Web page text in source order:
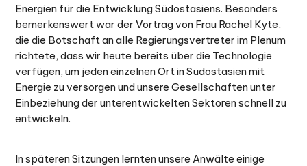
Energien für die Entwicklung Südostasiens. Besonders
bemerkenswert war der Vortrag von Frau Rachel Kyte,
die die Botschaft an alle Regierungsvertreter im Plenum
richtete, dass wir heute bereits über die Technologie
verfügen, um jeden einzelnen Ort in Südostasien mit
Energie zu versorgen und unsere Gesellschaften unter
Einbeziehung der unterentwickelten Sektoren schnell zu
entwickeln.
In späteren Sitzungen lernten unsere Anwälte einige